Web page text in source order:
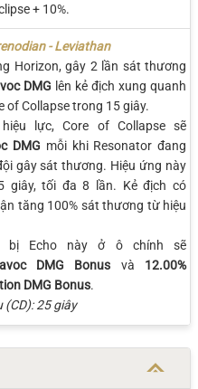
+ 10%.
- Leviathan
Horizon, gây 2 lần sát thương
DMG lên kẻ địch xung quanh
of Collapse trong 15 giây.
lực, Core of Collapse sẽ
DMG mỗi khi Resonator đang
gây sát thương. Hiệu ứng này
giây, tối đa 8 lần. Kẻ địch có
tăng 100% sát thương từ hiệu
bị Echo này ở ô chính sẽ
DMG Bonus và 12.00%
DMG Bonus.
(CD): 25 giây